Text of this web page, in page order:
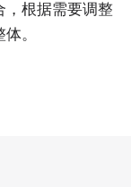
，根据需要调整
。